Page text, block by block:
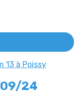
13 à Poissy
09/24